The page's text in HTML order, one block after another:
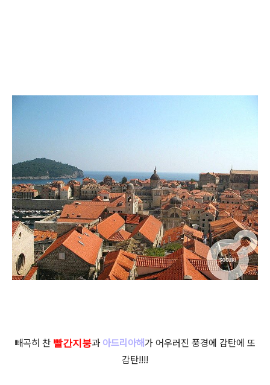
빼곡히 찬 빨간지붕과 아드리아해가 어우러진 풍경에 감탄에 또
감탄!!!!